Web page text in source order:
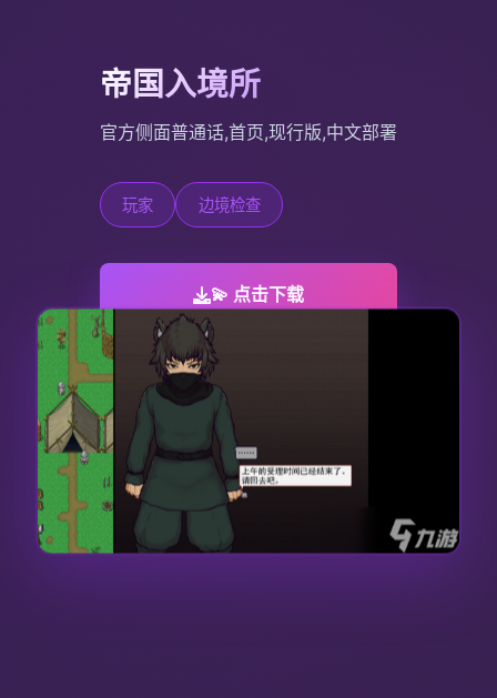
帝国入境所
官方侧面普通话,首页,现行版,中文部署
玩家 边境检查
💫 点击下载